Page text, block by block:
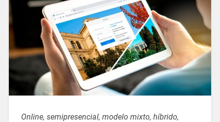
Online, semipresencial, modelo mixto, híbrido,